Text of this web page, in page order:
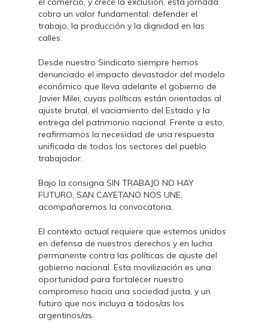
cobra un valor fundamental: defender el
trabajo, la producción y la dignidad en las
calles.
Desde nuestro Sindicato siempre hemos
denunciado el impacto devastador del modelo
económico que lleva adelante el gobierno de
Javier Milei, cuyas políticas están orientadas al
ajuste brutal, el vaciamiento del Estado y la
entrega del patrimonio nacional. Frente a esto,
reafirmamos la necesidad de una respuesta
unificada de todos los sectores del pueblo
trabajador.
Bajo la consigna SIN TRABAJO NO HAY
FUTURO, SAN CAYETANO NOS UNE,
acompañaremos la convocatoria.
El contexto actual requiere que estemos unidos
en defensa de nuestros derechos y en lucha
permanente contra las políticas de ajuste del
gobierno nacional. Esta movilización es una
oportunidad para fortalecer nuestro
compromiso hacia una sociedad justa, y un
futuro que nos incluya a todos/as los
argentinos/as.